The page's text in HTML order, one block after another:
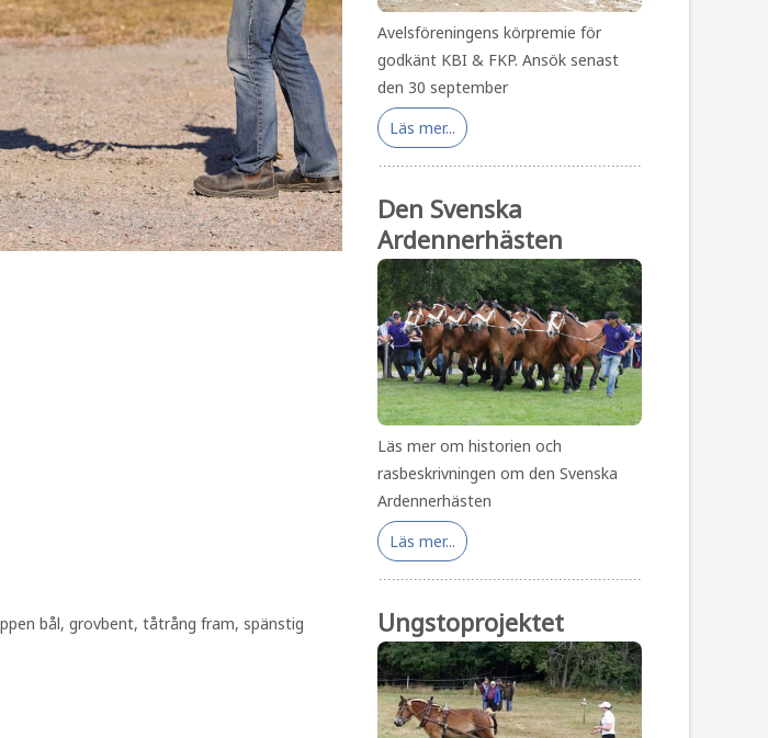
bål, grovbent, tåtrång fram, spänstig
Avelsföreningens körpremie för
godkänt KBI & FKP. Ansök senast
den 30 september
Läs mer...
Den Svenska
Ardennerhästen
Läs mer om historien och
rasbeskrivningen om den Svenska
Ardennerhästen
Läs mer...
Ungstoprojektet